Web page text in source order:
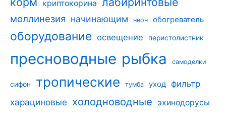
криптокорина
моллинезия начинающим неон обогреватель
оборудование освещение перистолистник
пресноводные рыбка самоделки
сифон тропические тумба уход фильтр
харациновые холодноводные эхинодорусы